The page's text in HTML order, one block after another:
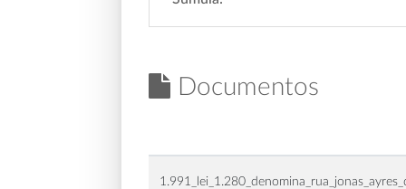
Documentos